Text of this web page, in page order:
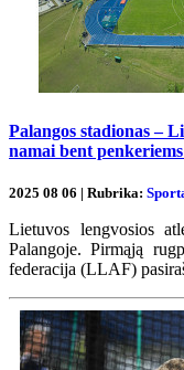
Palangos stadionas –
namai bent
2025 08 06 | Rubrika:
Lietuvos lengvosios
Palangoje. Pirmąją
federacija (LLAF)